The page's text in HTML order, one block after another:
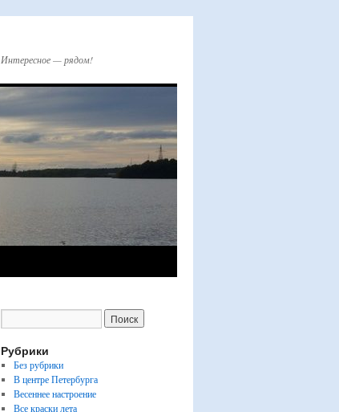
Интересное — рядом!
Рубрики
Без рубрики
В центре Петербурга
Весеннее настроение
Все краски лета